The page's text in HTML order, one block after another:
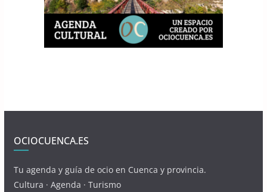
OCIOCUENCA.ES
Tu agenda y guía de ocio en Cuenca y provincia.
Cultura · Agenda · Turismo